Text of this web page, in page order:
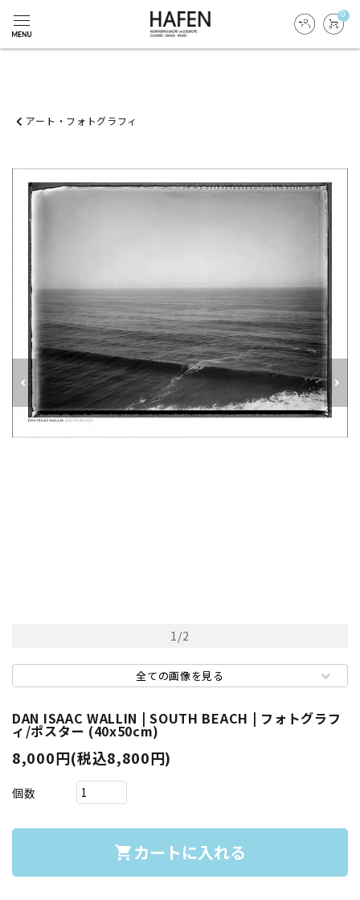
0
アート・フォトグラフィ
1/2
全ての画像を見る
DAN ISAAC WALLIN | SOUTH BEACH | フォトグラフ
ィ/ポスター (40x50cm)
8,000円(税込8,800円)
個数
shopping_cart カートに入れる